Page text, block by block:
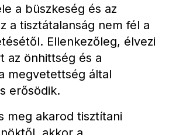
a büszkeség és az
a tisztátalanság nem fél a
Ellenkezőleg, élvezi
az önhittség és a
megvetettség által
erősödik.
meg akarod tisztítani